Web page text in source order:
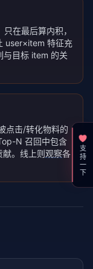
在最后算内积，
user×item 特征充
与目标 item 的关
点击/转化物料的
N 召回中包含
献。线上则观察各
支持一下